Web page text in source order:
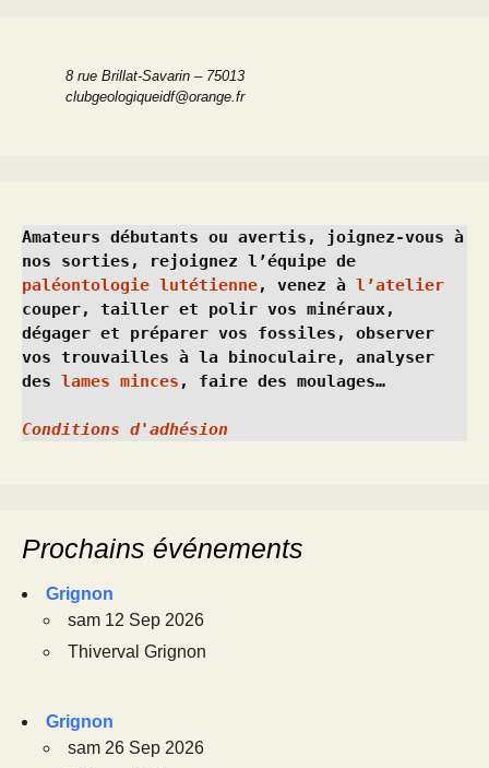
8 rue Brillat-Savarin – 75013
clubgeologiqueidf@orange.fr
Amateurs débutants ou avertis, joignez-vous à
paléontologie lutétienne, venez à l’atelier
couper, tailler et polir vos minéraux,
dégager et préparer vos fossiles, observer
vos trouvailles à la binoculaire, analyser
des lames minces , faire des moulages…
Conditions d'adhésion
Prochains événements
Grignon
sam 12 Sep 2026
Thiverval Grignon
Grignon
sam 26 Sep 2026